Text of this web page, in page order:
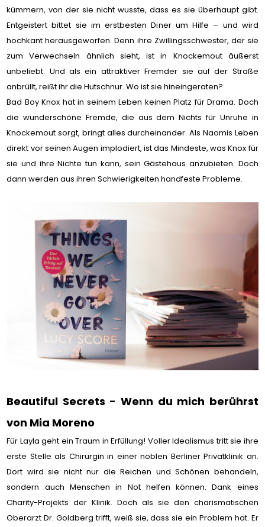
kümmern, von der sie nicht wusste, dass es sie überhaupt gibt.
Entgeistert bittet sie im erstbesten Diner um Hilfe – und wird
hochkant herausgeworfen. Denn ihre Zwillingsschwester, der sie
zum Verwechseln ähnlich sieht, ist in Knockemout äußerst
unbeliebt. Und als ein attraktiver Fremder sie auf der Straße
anbrüllt, reißt ihr die Hutschnur. Wo ist sie hineingeraten?
Bad Boy Knox hat in seinem Leben keinen Platz für Drama. Doch
die wunderschöne Fremde, die aus dem Nichts für Unruhe in
Knockemout sorgt, bringt alles durcheinander. Als Naomis Leben
direkt vor seinen Augen implodiert, ist das Mindeste, was Knox für
sie und ihre Nichte tun kann, sein Gästehaus anzubieten. Doch
dann werden aus ihren Schwierigkeiten handfeste Probleme.
Beautiful Secrets - Wenn du mich berührst
von Mia Moreno
Für Layla geht ein Traum in Erfüllung! Voller Idealismus tritt sie ihre
erste Stelle als Chirurgin in einer noblen Berliner Privatklinik an.
Dort wird sie nicht nur die Reichen und Schönen behandeln,
sondern auch Menschen in Not helfen können. Dank eines
Charity-Projekts der Klinik. Doch als sie den charismatischen
Oberarzt Dr. Goldberg trifft, weiß sie, dass sie ein Problem hat. Er